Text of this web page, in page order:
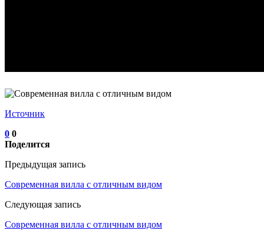
Источник
0 0
Поделится
Предыдущая запись
Современная вилла с отличным видом
Следующая запись
Современная вилла с отличным видом